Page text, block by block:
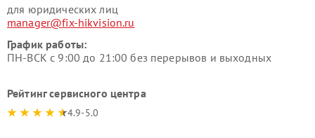
для юридических лиц
manager@fix-hikvision.ru
График работы:
ПН-ВСК с 9:00 до 21:00 без перерывов и выходных
Рейтинг сервисного центра
4.9-5.0